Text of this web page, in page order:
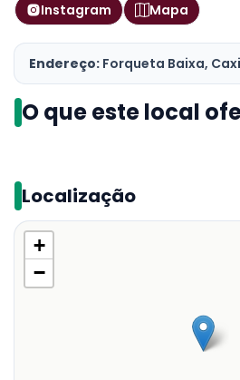
Instagram Mapa
Endereço: Forqueta Baixa,
O que este local
Localização
+
−